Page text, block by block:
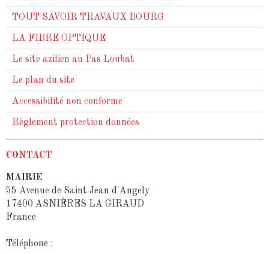
TOUT SAVOIR TRAVAUX BOURG
LA FIBRE OPTIQUE
Le site azilien au Pas Loubat
Le plan du site
Accessibilité non conforme
Règlement protection données
CONTACT
MAIRIE
55 Avenue de Saint Jean d'Angely
17400 ASNIÈRES LA GIRAUD
France
Téléphone :